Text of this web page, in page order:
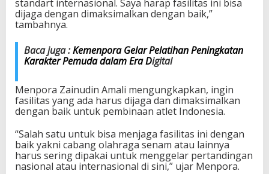
standart internasional. Saya harap fasilitas ini bisa
dijaga dengan dimaksimalkan dengan baik,”
tambahnya.
Baca juga :Kemenpora Gelar Pelatihan Peningkatan
Karakter Pemuda dalam Era Digital
Menpora Zainudin Amali mengungkapkan, ingin
fasilitas yang ada harus dijaga dan dimaksimalkan
dengan baik untuk pembinaan atlet Indonesia.
“Salah satu untuk bisa menjaga fasilitas ini dengan
baik yakni cabang olahraga senam atau lainnya
harus sering dipakai untuk menggelar pertandingan
nasional atau internasional di sini,” ujar Menpora.